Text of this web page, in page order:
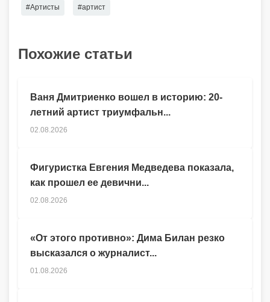
#Артисты #артист
Похожие статьи
Ваня Дмитриенко вошел в историю: 20-
летний артист триумфальн...
02.08.2026
Фигуристка Евгения Медведева показала,
как прошел ее девични...
02.08.2026
«От этого противно»: Дима Билан резко
высказался о журналист...
01.08.2026